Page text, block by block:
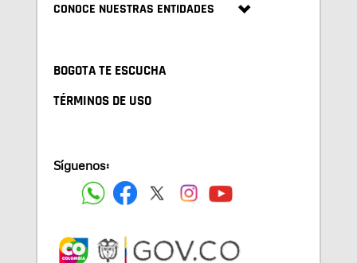
CONOCE NUESTRAS ENTIDADES
BOGOTA TE ESCUCHA
TÉRMINOS DE USO
Síguenos: